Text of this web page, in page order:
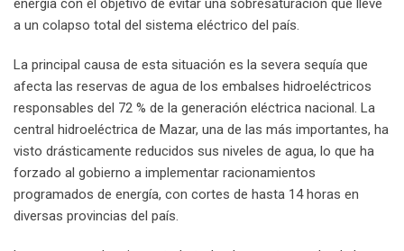
a un colapso total del sistema eléctrico del país.
La principal causa de esta situación es la severa sequía que
afecta las reservas de agua de los embalses hidroeléctricos
responsables del 72 % de la generación eléctrica nacional. La
central hidroeléctrica de Mazar, una de las más importantes, ha
visto drásticamente reducidos sus niveles de agua, lo que ha
forzado al gobierno a implementar racionamientos
programados de energía, con cortes de hasta 14 horas en
diversas provincias del país.